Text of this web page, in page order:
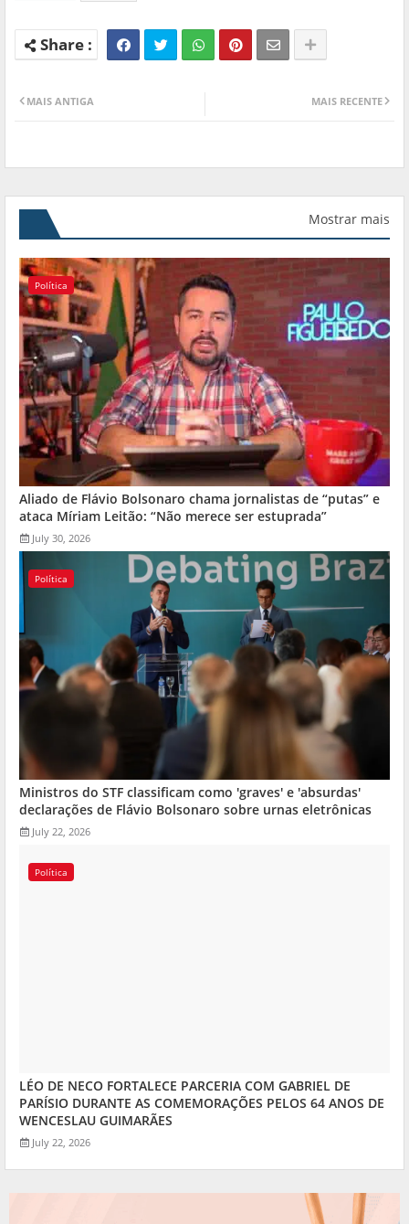
MAIS RECENTE
MAIS ANTIGA
Mostrar mais
Política
Aliado de Flávio Bolsonaro chama jornalistas de “putas” e
ataca Míriam Leitão: “Não merece ser estuprada”
July 30, 2026
Política
Ministros do STF classificam como 'graves' e 'absurdas'
declarações de Flávio Bolsonaro sobre urnas eletrônicas
July 22, 2026
Política
LÉO DE NECO FORTALECE PARCERIA COM GABRIEL DE
PARÍSIO DURANTE AS COMEMORAÇÕES PELOS 64 ANOS DE
WENCESLAU GUIMARÃES
July 22, 2026